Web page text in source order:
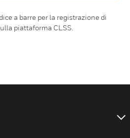
a barre per la registrazione di
piattaforma CLSS.